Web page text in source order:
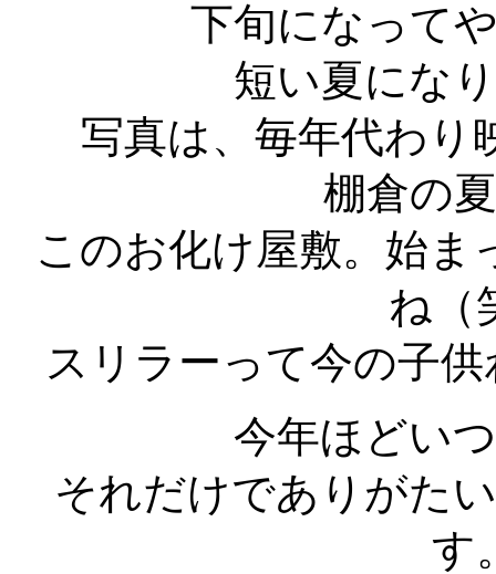
下旬になって
短い夏にな
写真は、毎年代わり
棚倉の
このお化け屋敷。始
ね（
スリラーって今の子
今年ほどい
それだけでありがた
す